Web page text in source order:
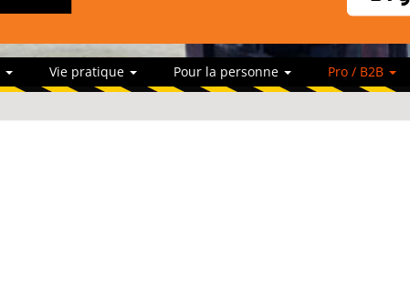
Vie pratique Pour la personne Pro / B2B